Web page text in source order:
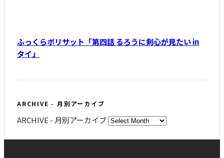
ふっくらボリサット「第四話 るろうに剣心が見たい in
タイ」
ARCHIVE - 月別アーカイブ
ARCHIVE - 月別アーカイブ